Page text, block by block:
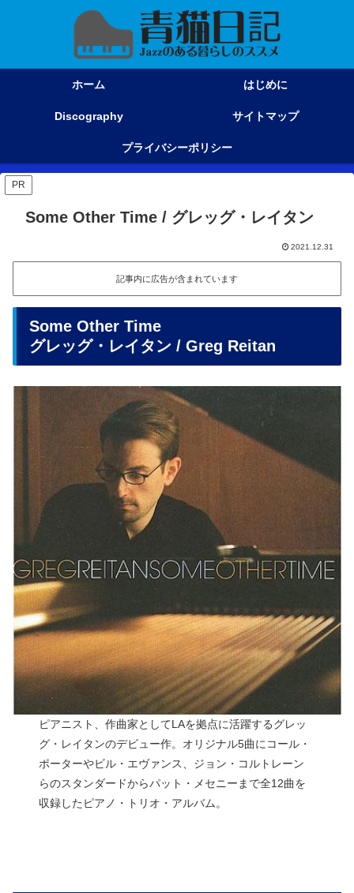
ホーム はじめに
Discography サイトマップ
プライバシーポリシー
PR
Some Other Time / グレッグ・レイタン
2021.12.31
記事内に広告が含まれています
Some Other Time
グレッグ・レイタン / Greg Reitan
ピアニスト、作曲家としてLAを拠点に活躍するグレッ
グ・レイタンのデビュー作。オリジナル5曲にコール・
ポーターやビル・エヴァンス、ジョン・コルトレーン
らのスタンダードからパット・メセニーまで全12曲を
収録したピアノ・トリオ・アルバム。